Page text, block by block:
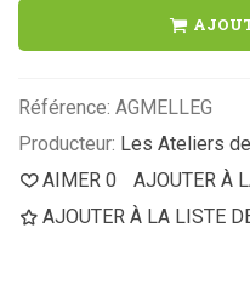
Référence: AGMELLEG
Producteur: Les Ateliers
AIMER 0 AJOUTER À
AJOUTER À LA LISTE